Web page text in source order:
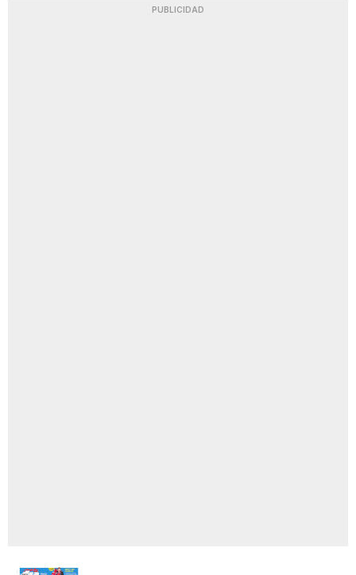
PUBLICIDAD